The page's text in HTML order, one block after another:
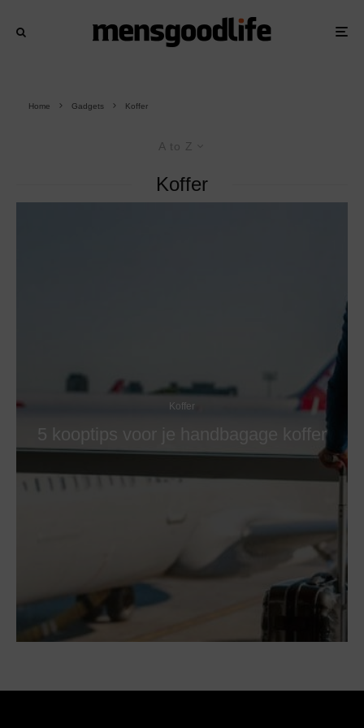
Home Gadgets Koffer
A to Z
Koffer
Koffer
5 kooptips voor je handbagage koffer